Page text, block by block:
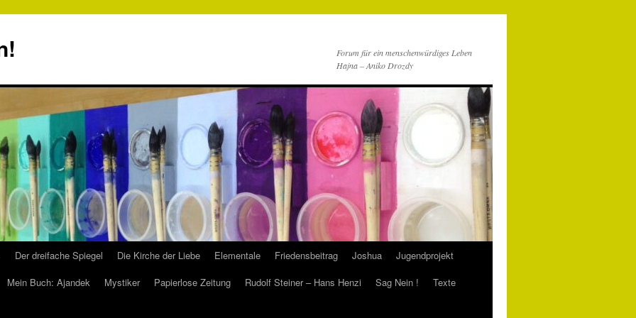
Forum für ein menschenwürdiges Leben
Hajna – Aniko Drozdy
Der dreifache Spiegel Die Kirche der Liebe Elementale Friedensbeitrag Joshua
Jugendprojekt
Mein Buch: Ajandek Mystiker Papierlose Zeitung Rudolf Steiner – Hans Henzi Sag Nein !
Texte